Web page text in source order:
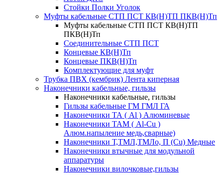
Стойки Полки Уголок
Муфты кабельные СТП ПСТ КВ(Н)ТП ПКВ(Н)Тп
Муфты кабельные СТП ПСТ КВ(Н)ТП
ПКВ(Н)Тп
Соединительные СТП ПСТ
Концевые КВ(Н)Тп
Концевые ПКВ(Н)Тп
Комплектующие для муфт
Трубка ПВХ (кембрик) Лента киперная
Наконечники кабельные, гильзы
Наконечники кабельные, гильзы
Гильзы кабельные ГМ ГМЛ ГА
Наконечники ТА ( Al ) Алюминевые
Наконечники ТАМ ( Al-Cu )
Алюм.напыление медь,сварные)
Наконечники Т,ТМЛ,ТМЛо, П (Cu) Медные
Наконечники втычные для модульной
аппаратуры
Наконечники вилочковые,гильзы